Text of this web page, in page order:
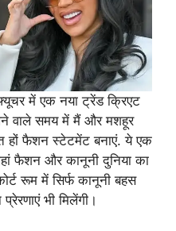
में एक नया ट्रेंड क्रिएट
वाले समय में मैं और मशहूर
हों फैशन स्टेटमेंट बनाएं. ये एक
फैशन और कानूनी दुनिया का
रूम में सिर्फ कानूनी बहस
भी मिलेंगी।